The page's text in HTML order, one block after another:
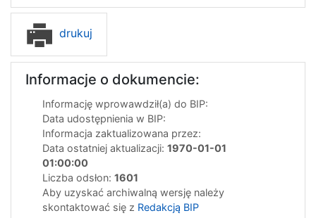
drukuj
Informacje o dokumencie:
Informację wprowawdził(a) do BIP:
Data udostępnienia w BIP:
Informacja zaktualizowana przez:
Data ostatniej aktualizacji: 1970-01-01
01:00:00
Liczba odsłon: 1601
Aby uzyskać archiwalną wersję należy
skontaktować się z Redakcją BIP